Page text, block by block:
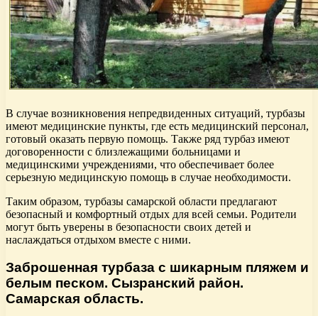
В случае возникновения непредвиденных ситуаций, турбазы
имеют медицинские пункты, где есть медицинский персонал,
готовый оказать первую помощь. Также ряд турбаз имеют
договоренности с близлежащими больницами и
медицинскими учреждениями, что обеспечивает более
серьезную медицинскую помощь в случае необходимости.
Таким образом, турбазы самарской области предлагают
безопасный и комфортный отдых для всей семьи. Родители
могут быть уверены в безопасности своих детей и
наслаждаться отдыхом вместе с ними.
Заброшенная турбаза с шикарным пляжем и
белым песком. Сызранский район.
Самарская область.